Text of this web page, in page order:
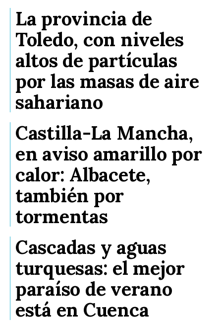
La provincia de
Toledo, con niveles
altos de partículas
por las masas de aire
sahariano
Castilla-La Mancha,
en aviso amarillo por
calor: Albacete,
también por
tormentas
Cascadas y aguas
turquesas: el mejor
paraíso de verano
está en Cuenca